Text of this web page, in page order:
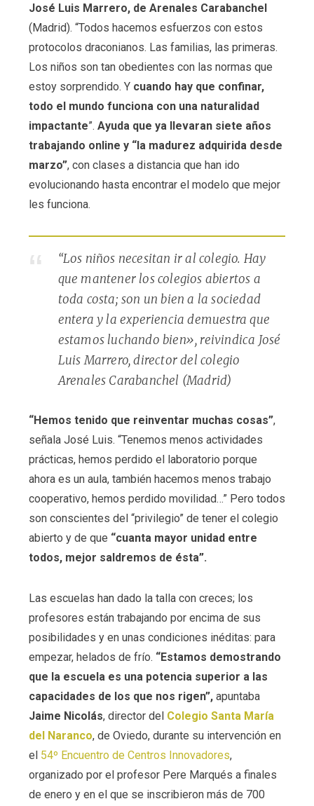
José Luis Marrero, de Arenales Carabanchel
(Madrid). “Todos hacemos esfuerzos con estos
protocolos draconianos. Las familias, las primeras.
Los niños son tan obedientes con las normas que
estoy sorprendido. Y cuando hay que confinar,
todo el mundo funciona con una naturalidad
impactante”. Ayuda que ya llevaran siete años
trabajando online y “la madurez adquirida desde
marzo”, con clases a distancia que han ido
evolucionando hasta encontrar el modelo que mejor
les funciona.
“Los niños necesitan ir al colegio. Hay
que mantener los colegios abiertos a
toda costa; son un bien a la sociedad
entera y la experiencia demuestra que
estamos luchando bien», reivindica José
Luis Marrero, director del colegio
Arenales Carabanchel (Madrid)
“Hemos tenido que reinventar muchas cosas”,
señala José Luis. “Tenemos menos actividades
prácticas, hemos perdido el laboratorio porque
ahora es un aula, también hacemos menos trabajo
cooperativo, hemos perdido movilidad…” Pero todos
son conscientes del “privilegio” de tener el colegio
abierto y de que “cuanta mayor unidad entre
todos, mejor saldremos de ésta”.
Las escuelas han dado la talla con creces; los
profesores están trabajando por encima de sus
posibilidades y en unas condiciones inéditas: para
empezar, helados de frío. “Estamos demostrando
que la escuela es una potencia superior a las
capacidades de los que nos rigen”, apuntaba
Jaime Nicolás, director del Colegio Santa María
del Naranco, de Oviedo, durante su intervención en
el 54º Encuentro de Centros Innovadores,
organizado por el profesor Pere Marqués a finales
de enero y en el que se inscribieron más de 700